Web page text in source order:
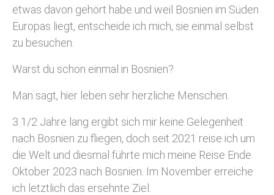
etwas davon gehört habe und weil Bosnien im Süden
Europas liegt, entscheide ich mich, sie einmal selbst
zu besuchen.
Warst du schon einmal in Bosnien?
Man sagt, hier leben sehr herzliche Menschen.
3 1/2 Jahre lang ergibt sich mir keine Gelegenheit
nach Bosnien zu fliegen, doch seit 2021 reise ich um
die Welt und diesmal führte mich meine Reise Ende
Oktober 2023 nach Bosnien. Im November erreiche
ich letztlich das ersehnte Ziel.